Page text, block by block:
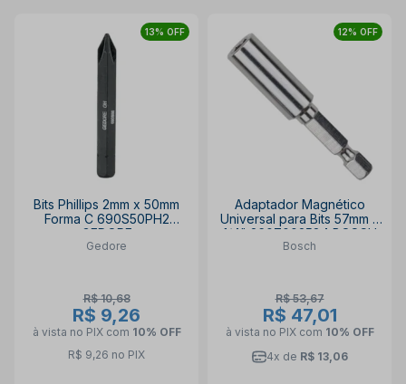
13% OFF
Bits Phillips 2mm x 50mm
Forma C 690S50PH2
GEDORE
Gedore
R$ 10,68
R$ 9,26
à vista no PIX com 10% OFF
R$ 9,26 no PIX
12% OFF
Adaptador Magnético
Universal para Bits 57mm x
1/4" 2607002584 BOSCH
Bosch
R$ 53,67
R$ 47,01
à vista no PIX com 10% OFF
4x de R$ 13,06